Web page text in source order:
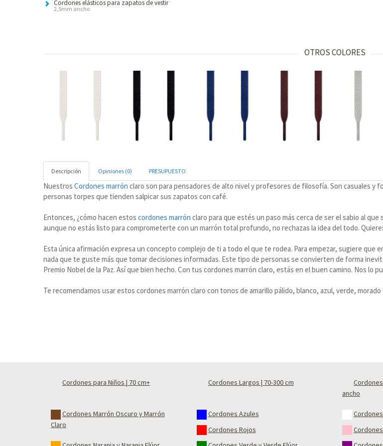
Cordones elásticos para zapatos de vestir
2,5mm ancho
OTROS COLORES
Descripción Opiniones (0) PRESUPUESTO
Nuestros Cordones marrón claro son para pensadores de alto nivel y profesores de filosofía. Son casuales y
personas torpes que tienden salpicar sus zapatos con café.
Entonces, ¿cómo hacen estos cordones marrón claro para que estés un paso más cerca de ser el sabio al
aunque no estás listo para comprometerte con un marrón total profundo, no rechazas la idea del todo.
Esta única afirmación expresa un concepto complejo de ti a todo el que te rodea. Para empezar, sugiere
nada que te guste más que tomar decisiones informadas. Este tipo de personas se convierten de forma
Premio Nobel de la Paz. Así que bien hecho. Con tus cordones marrón claro, estás en el buen camino. Nos lo
Te recomendamos usar estos cordones marrón claro con tonos de amarillo pálido, blanco, azul, verde,
Cordones para Niños | 70 cm+ Cordones Largos | 70-300 cm
ancho
Cordones Marrón Oscuro y Marrón
Claro
Cordones Azules
Cordones Rojos